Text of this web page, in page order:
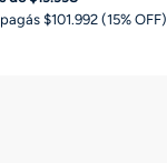
es:
$119.990.
$101.992 (15% OFF)